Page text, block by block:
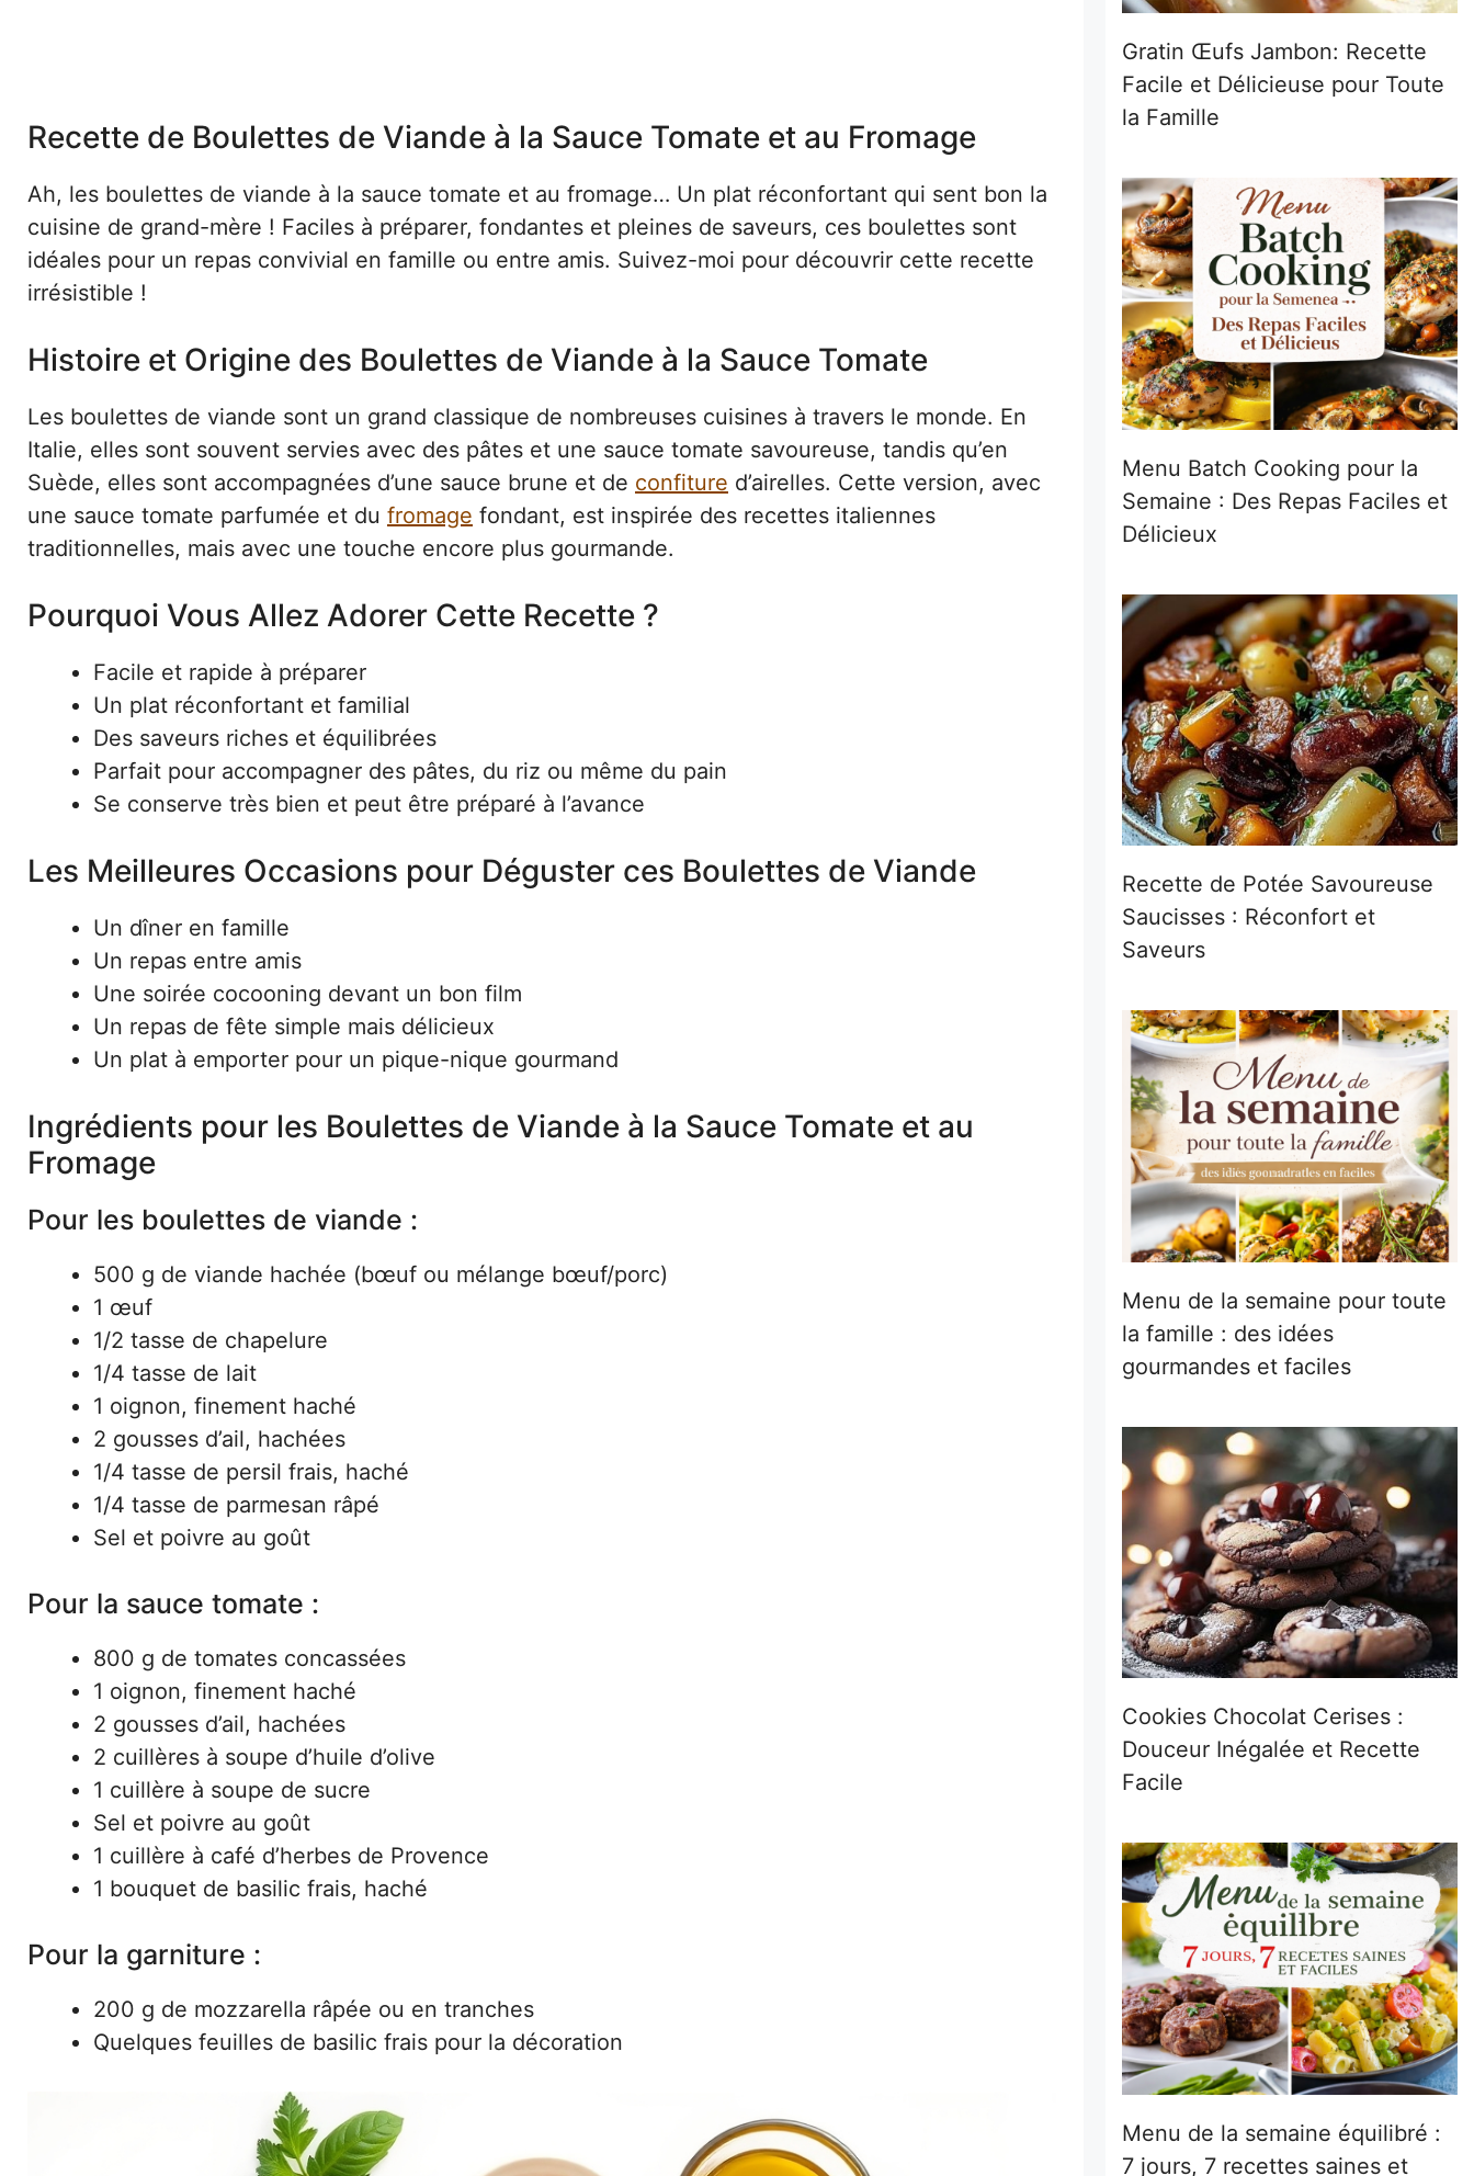
Recette de Boulettes de Viande à la Sauce Tomate et au Fromage
Ah, les boulettes de viande à la sauce tomate et au fromage… Un plat réconfortant qui sent bon la
cuisine de grand-mère ! Faciles à préparer, fondantes et pleines de saveurs, ces boulettes sont
idéales pour un repas convivial en famille ou entre amis. Suivez-moi pour découvrir cette recette
irrésistible !
Histoire et Origine des Boulettes de Viande à la Sauce Tomate
Les boulettes de viande sont un grand classique de nombreuses cuisines à travers le monde. En
Italie, elles sont souvent servies avec des pâtes et une sauce tomate savoureuse, tandis qu’en
Suède, elles sont accompagnées d’une sauce brune et de confiture d’airelles. Cette version, avec
une sauce tomate parfumée et du fromage fondant, est inspirée des recettes italiennes
traditionnelles, mais avec une touche encore plus gourmande.
Pourquoi Vous Allez Adorer Cette Recette ?
Facile et rapide à préparer
Un plat réconfortant et familial
Des saveurs riches et équilibrées
Parfait pour accompagner des pâtes, du riz ou même du pain
Se conserve très bien et peut être préparé à l’avance
Les Meilleures Occasions pour Déguster ces Boulettes de Viande
Un dîner en famille
Un repas entre amis
Une soirée cocooning devant un bon film
Un repas de fête simple mais délicieux
Un plat à emporter pour un pique-nique gourmand
Ingrédients pour les Boulettes de Viande à la Sauce Tomate et au
Fromage
Pour les boulettes de viande :
500 g de viande hachée (bœuf ou mélange bœuf/porc)
1 œuf
1/2 tasse de chapelure
1/4 tasse de lait
1 oignon, finement haché
2 gousses d’ail, hachées
1/4 tasse de persil frais, haché
1/4 tasse de parmesan râpé
Sel et poivre au goût
Pour la sauce tomate :
800 g de tomates concassées
1 oignon, finement haché
2 gousses d’ail, hachées
2 cuillères à soupe d’huile d’olive
1 cuillère à soupe de sucre
Sel et poivre au goût
1 cuillère à café d’herbes de Provence
1 bouquet de basilic frais, haché
Pour la garniture :
200 g de mozzarella râpée ou en tranches
Quelques feuilles de basilic frais pour la décoration
Gratin Œufs Jambon: Recette
Facile et Délicieuse pour Toute
la Famille
Menu Batch Cooking pour la
Semaine : Des Repas Faciles et
Délicieux
Recette de Potée Savoureuse
Saucisses : Réconfort et
Saveurs
Menu de la semaine pour toute
la famille : des idées
gourmandes et faciles
Cookies Chocolat Cerises :
Douceur Inégalée et Recette
Facile
Menu de la semaine équilibré :
7 jours, 7 recettes saines et